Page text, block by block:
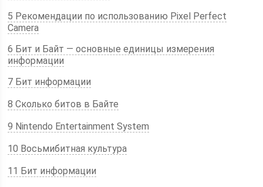
5 Рекомендации по использованию Pixel Perfect
Camera
6 Бит и Байт — основные единицы измерения
информации
7 Бит информации
8 Сколько битов в Байте
9 Nintendo Entertainment System
10 Восьмибитная культура
11 Бит информации